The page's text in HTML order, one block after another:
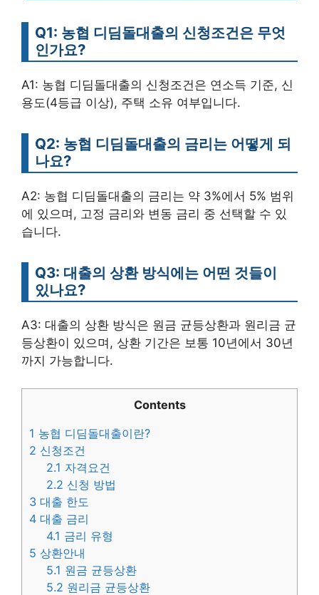
Q1: 농협 디딤돌대출의 신청조건은 무엇
인가요?
A1: 농협 디딤돌대출의 신청조건은 연소득 기준, 신
용도(4등급 이상), 주택 소유 여부입니다.
Q2: 농협 디딤돌대출의 금리는 어떻게 되
나요?
A2: 농협 디딤돌대출의 금리는 약 3%에서 5% 범위
에 있으며, 고정 금리와 변동 금리 중 선택할 수 있
습니다.
Q3: 대출의 상환 방식에는 어떤 것들이
있나요?
A3: 대출의 상환 방식은 원금 균등상환과 원리금 균
등상환이 있으며, 상환 기간은 보통 10년에서 30년
까지 가능합니다.
Contents
1 농협 디딤돌대출이란?
2 신청조건
2.1 자격요건
2.2 신청 방법
3 대출 한도
4 대출 금리
4.1 금리 유형
5 상환안내
5.1 원금 균등상환
5.2 원리금 균등상환